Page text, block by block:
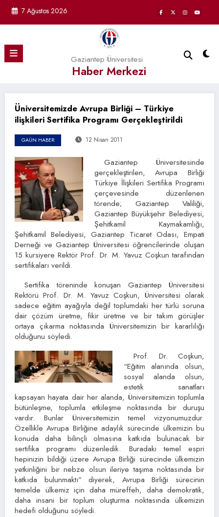
7 Ağustos 2026
Gaziantep Üniversitesi
Haber Merkezi
Üniversitemizde Avrupa Birliği – Türkiye
ilişkileri Sertifika Programı Gerçekleştirildi
GAÜN HABER 12 Nisan 2011
Gaziantep Üniversitesinde
gerçekleştirilen, Avrupa Birliği
Türkiye İlişkileri Sertifika Programı
çerçevesinde düzenlenen
törende; Gaziantep Valiliği,
Gaziantep Büyükşehir Belediyesi,
Şehitkamil Kaymakamlığı,
Şehitkamil Belediyesi, Gaziantep Ticaret Odası, Empati
Derneği ve Gaziantep Üniversitesi öğrencilerinde oluşan
15 kursiyere Rektör Prof. Dr. M. Yavuz Coşkun tarafından
sertifikaları verildi.
Sertifika töreninde konuşan Gaziantep Üniversitesi
Rektörü Prof. Dr. M. Yavuz Coşkun, Üniversitesi olarak
sadece eğitim ayağıyla değil toplumdaki her türlü soruna
dair çözüm üretme, fikir üretme ve bir takım görüşler
ortaya çıkarma noktasında Üniversitemizin bir kararlılığı
olduğunu söyledi.
Prof. Dr. Coşkun,
“Eğitim alanında olsun,
sosyal alanda olsun,
estetik sanatları
kapsayan hayata dair her alanda, Üniversitemizin toplumla
bütünleşme, toplumla etkileşme noktasında bir duruşu
vardır. Bunlar Üniversitemizin temel vizyonumuzdur.
Özellikle Avrupa Birliğine adaylık sürecinde ülkemizin bu
konuda daha bilinçli olmasına katkıda bulunacak bir
sertifika programı düzenledik. Buradaki temel espri
hepinizin bildiği üzere Avrupa Birliği sürecinde ülkemizin
yetkinliğini bir nebze olsun ileriye taşıma noktasında bir
katkıda bulunmaktı” diyerek, Avrupa Birliği sürecinin
temelde ülkemiz için daha müreffeh, daha demokratik,
daha insani bir toplum oluşturma noktasında ülkemizin
hedefi olduğunu söyledi.